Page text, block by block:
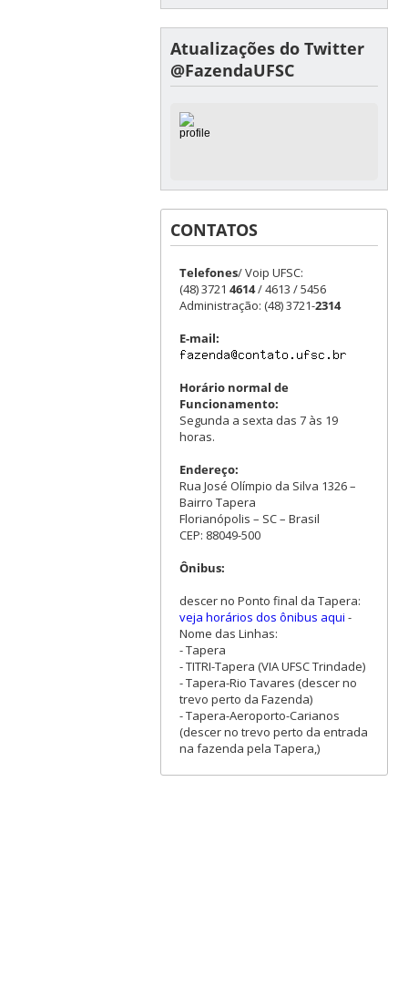
Atualizações do Twitter
@FazendaUFSC
CONTATOS
Telefones/ Voip UFSC:
(48) 3721 4614/ 4613 / 5456
Administração: (48) 3721-2314
E-mail:
Horário normal de
Funcionamento:
Segunda a sexta das 7 às 19
horas.
Endereço:
Rua José Olímpio da Silva 1326 –
Bairro Tapera
Florianópolis – SC – Brasil
CEP: 88049-500
Ônibus:
descer no Ponto final da Tapera:
veja horários dos ônibus aqui -
Nome das Linhas:
- Tapera
- TITRI-Tapera (VIA UFSC Trindade)
- Tapera-Rio Tavares (descer no
trevo perto da Fazenda)
- Tapera-Aeroporto-Carianos
(descer no trevo perto da entrada
na fazenda pela Tapera,)